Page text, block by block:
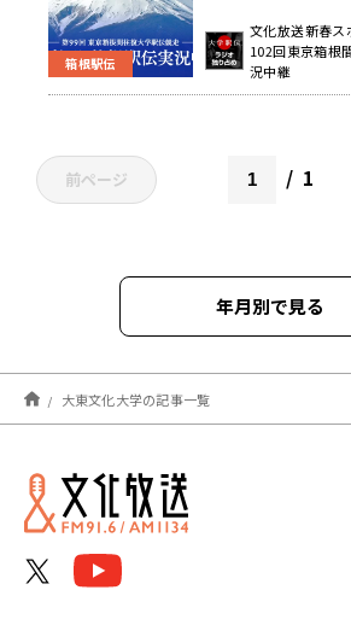
箱根駅伝
文化放送新春ス
102回東京箱根
況中継
前ページ 1
年月別で見る
2025年12月
2025年10月
2025年01月
大東文化大学の記事一覧